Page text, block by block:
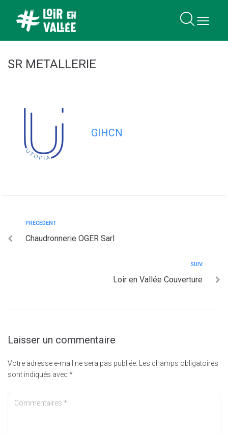
principal
SR METALLERIE
GIHCN
PRÉCÉDENT
Chaudronnerie OGER Sarl
SUIV
Loir en Vallée Couverture
Laisser un commentaire
Votre adresse e-mail ne sera pas publiée.
Les champs obligatoires
sont indiqués avec *